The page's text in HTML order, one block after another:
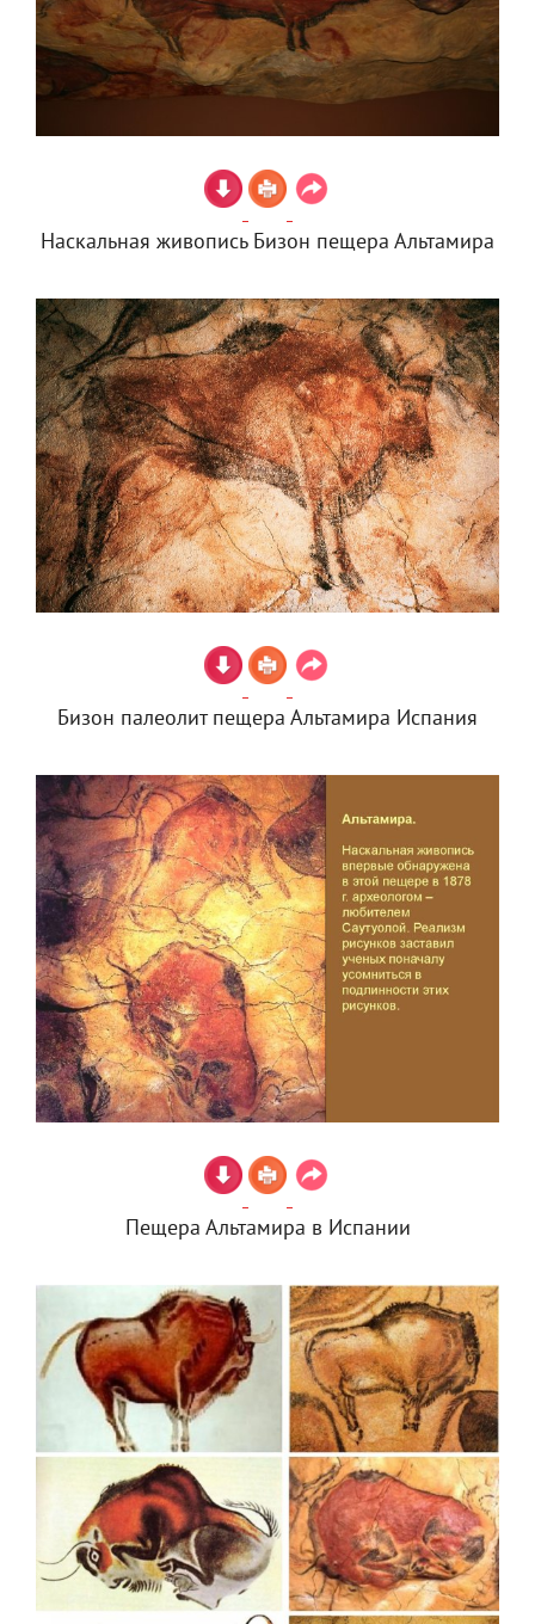
Наскальная живопись Бизон пещера Альтамира
Бизон палеолит пещера Альтамира Испания
Пещера Альтамира в Испании